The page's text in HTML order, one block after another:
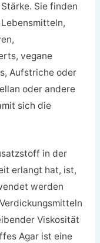
Sie finden
vegane
Aufstriche oder
oder andere
sich die
in der
erlangt hat, ist,
werden
Viskosität
Agar ist eine